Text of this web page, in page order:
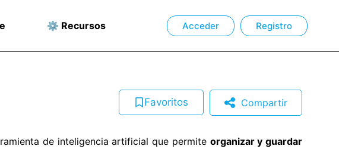
⚙️ Recursos Acceder Registro
Favoritos Compartir
de inteligencia artificial que permite organizar y guardar